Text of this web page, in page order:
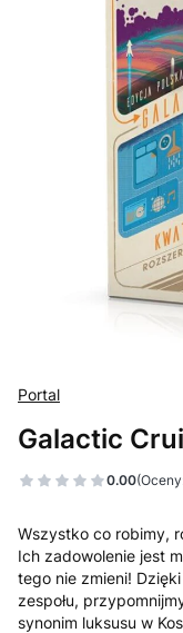
Portal
Galactic
0.00
Wszystko co robimy,
Ich zadowolenie jest
tego nie zmieni!
zespołu,
synonim luksusu w